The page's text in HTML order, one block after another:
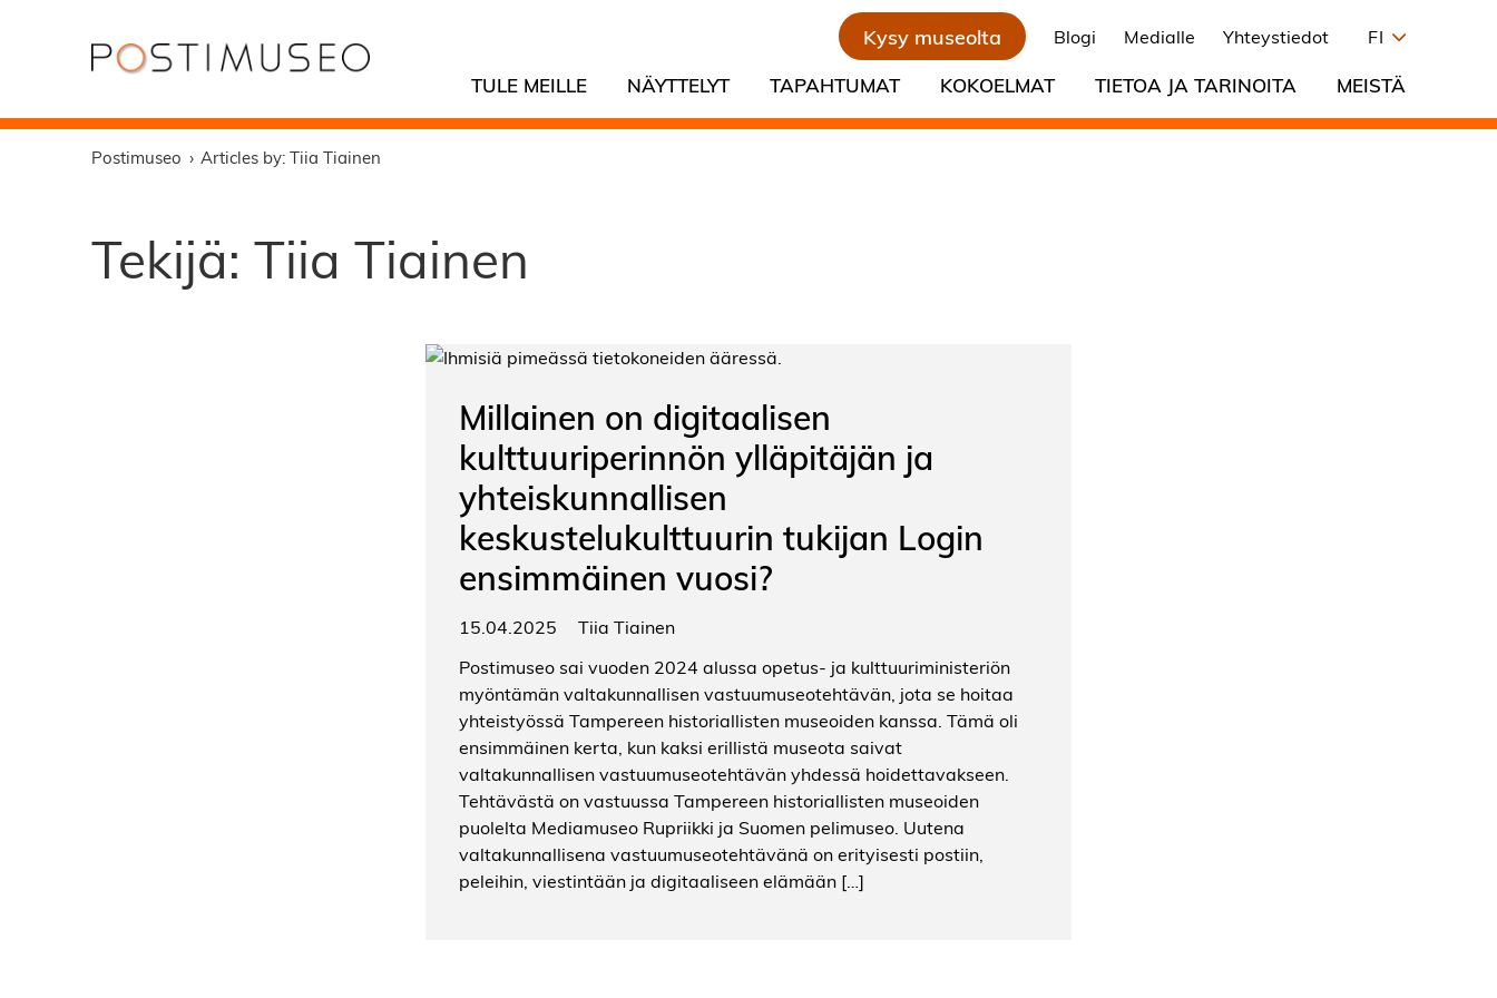
Kysy museolta Blogi Medialle Yhteystiedot FI
TULE MEILLE NÄYTTELYT TAPAHTUMAT KOKOELMAT TIETOA JA TARINOITA MEISTÄ
Postimuseo Articles by: Tiia Tiainen
Tekijä: Tiia Tiainen
Millainen on digitaalisen
kulttuuriperinnön ylläpitäjän ja
yhteiskunnallisen
keskustelukulttuurin tukijan Login
ensimmäinen vuosi?
15.04.2025
Tiia Tiainen
Postimuseo sai vuoden 2024 alussa opetus- ja kulttuuriministeriön
myöntämän valtakunnallisen vastuumuseotehtävän, jota se hoitaa
yhteistyössä Tampereen historiallisten museoiden kanssa. Tämä oli
ensimmäinen kerta, kun kaksi erillistä museota saivat
valtakunnallisen vastuumuseotehtävän yhdessä hoidettavakseen.
Tehtävästä on vastuussa Tampereen historiallisten museoiden
puolelta Mediamuseo Rupriikki ja Suomen pelimuseo. Uutena
valtakunnallisena vastuumuseotehtävänä on erityisesti postiin,
peleihin, viestintään ja digitaaliseen elämään […]